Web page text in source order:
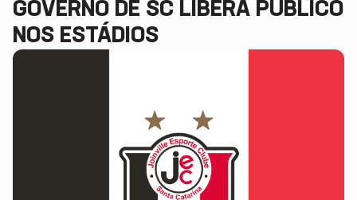
GOVERNO DE SC LIBERA PÚBLICO
NOS ESTÁDIOS